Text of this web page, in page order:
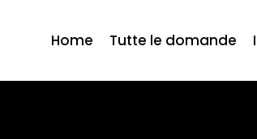
Home Tutte le domande